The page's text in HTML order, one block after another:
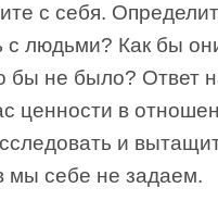
с себя.
с людьми? Как бы
бы не было? Ответ
ценности в
и
мы себе не задаем.